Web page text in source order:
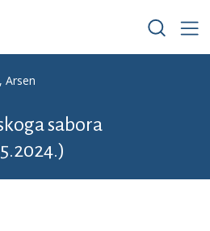
Arsen
sabora